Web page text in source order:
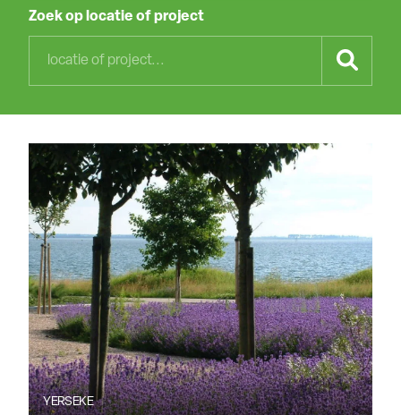
Zoek op locatie of project
YERSEKE